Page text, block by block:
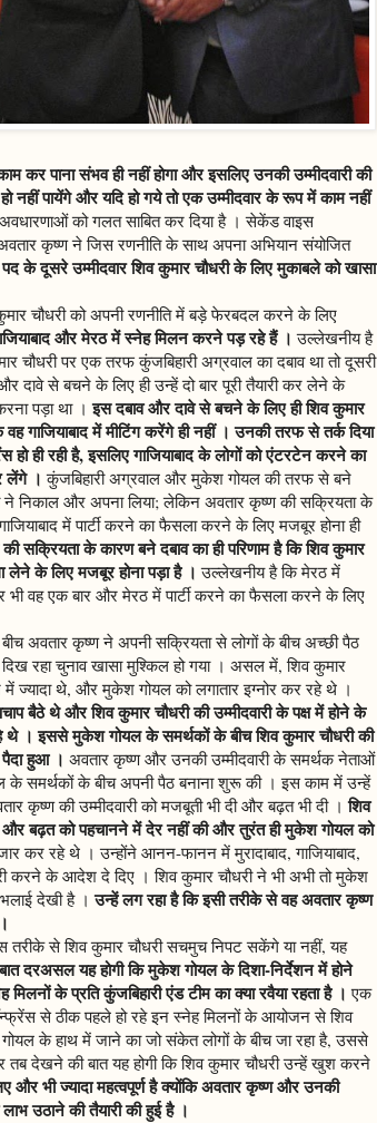
कर पाना संभव ही नहीं होगा और इसलिए उनकी उम्मीदवारी की
नहीं पायेंगे और यदि हो गये तो एक उम्मीदवार के रूप में काम नहीं
को गलत साबित कर दिया है । सेकेंड वाइस
कृष्ण ने जिस रणनीति के साथ अपना अभियान संयोजित
के दूसरे उम्मीदवार शिव कुमार चौधरी के लिए मुकाबले को खासा
चौधरी को अपनी रणनीति में बड़े फेरबदल करने के लिए
और मेरठ में स्नेह मिलन करने पड़ रहे हैं । उल्लेखनीय है
चौधरी पर एक तरफ कुंजबिहारी अग्रवाल का दबाव था तो दूसरी
दावे से बचने के लिए ही उन्हें दो बार पूरी तैयारी कर लेने के
पड़ा था ।इस दबाव और दावे से बचने के लिए ही शिव कुमार
गाजियाबाद में मीटिंग करेंगे ही नहीं । उनकी तरफ से तर्क दिया
हो ही रही है, इसलिए गाजियाबाद के लोगों को एंटरटेन करने का
लेंगे । कुंजबिहारी अग्रवाल और मुकेश गोयल की तरफ से बने
ने निकाल और अपना लिया; लेकिन अवतार कृष्ण की सक्रियता के
में पार्टी करने का फैसला करने के लिए मजबूर होना ही
सक्रियता के कारण बने दबाव का ही परिणाम है कि शिव कुमार
लेने के लिए मजबूर होना पड़ा है ।उल्लेखनीय है कि मेरठ में
भी वह एक बार और मेरठ में पार्टी करने का फैसला करने के लिए
अवतार कृष्ण ने अपनी सक्रियता से लोगों के बीच अच्छी पैठ
रहा चुनाव खासा मुश्किल हो गया । असल में, शिव कुमार
ज्यादा थे, और मुकेश गोयल को लगातार इग्नोर कर रहे थे ।
बैठे थे और शिव कुमार चौधरी की उम्मीदवारी के पक्ष में होने के
। इससे मुकेश गोयल के समर्थकों के बीच शिव कुमार चौधरी की
हुआ । अवतार कृष्ण और उनकी उम्मीदवारी के समर्थक नेताओं
के समर्थकों के बीच अपनी पैठ बनाना शुरू की । इस काम में उन्हें
कृष्ण की उम्मीदवारी को मजबूती भी दी और बढ़त भी दी ।शिव
बढ़त को पहचानने में देर नहीं की और तुरंत ही मुकेश गोयल को
कर रहे थे । उन्होंने आनन-फानन में मुरादाबाद, गाजियाबाद,
करने के आदेश दे दिए । शिव कुमार चौधरी ने भी अभी तो मुकेश
देखी है ।उन्हें लग रहा है कि इसी तरीके से वह अवतार कृष्ण
तरीके से शिव कुमार चौधरी सचमुच निपट सकेंगे या नहीं, यह
दरअसल यह होगी कि मुकेश गोयल के दिशा-निर्देशन में होने
मिलनों के प्रति कुंजबिहारी एंड टीम का क्या रवैया रहता है । एक
से ठीक पहले हो रहे इन स्नेह मिलनों के आयोजन से शिव
गोयल के हाथ में जाने का जो संकेत लोगों के बीच जा रहा है, उससे
तब देखने की बात यह होगी कि शिव कुमार चौधरी उन्हें खुश करने
और भी ज्यादा महत्वपूर्ण है क्योंकि अवतार कृष्ण और उनकी
उठाने की तैयारी की हुई है ।